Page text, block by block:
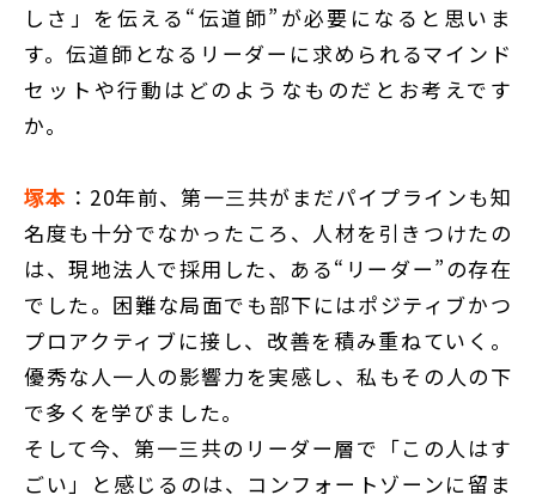
しさ」を伝える“伝道師”が必要になると思いま
す。伝道師となるリーダーに求められるマインド
セットや行動はどのようなものだとお考えです
か。
塚本 ：20年前、第一三共がまだパイプラインも知
名度も十分でなかったころ、人材を引きつけたの
は、現地法人で採用した、ある“リーダー”の存在
でした。困難な局面でも部下にはポジティブかつ
プロアクティブに接し、改善を積み重ねていく。
優秀な人一人の影響力を実感し、私もその人の下
で多くを学びました。
そして今、第一三共のリーダー層で「この人はす
ごい」と感じるのは、コンフォートゾーンに留ま